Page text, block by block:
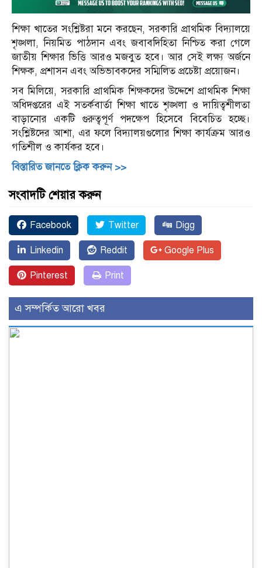
শিক্ষা খাতের সংশ্লিষ্টরা মনে করছেন, সরকারি প্রাথমিক বিদ্যালয়ে
শৃঙ্খলা, নিয়মিত পাঠদান এবং জবাবদিহিতা নিশ্চিত করা গেলে
জাতীয় শিক্ষার ভিত্তি আরও মজবুত হবে। আর সেই লক্ষ্য অর্জনে
শিক্ষক, প্রশাসন এবং অভিভাবকদের সম্মিলিত প্রচেষ্টা প্রয়োজন।
সব মিলিয়ে, সরকারি প্রাথমিক শিক্ষকদের উদ্দেশে প্রাথমিক শিক্ষা
অধিদপ্তরের এই সতর্কবার্তা শিক্ষা খাতে শৃঙ্খলা ও দায়িত্বশীলতা
বাড়ানোর একটি গুরুত্বপূর্ণ পদক্ষেপ হিসেবে বিবেচিত হচ্ছে।
সংশ্লিষ্টদের আশা, এর ফলে বিদ্যালয়গুলোর শিক্ষা কার্যক্রম আরও
গতিশীল ও কার্যকর হবে।
বিস্তারিত জানতে ক্লিক করুন >>
সংবাদটি শেয়ার করুন
Facebook Twitter Digg
Linkedin Reddit Google Plus
Pinterest Print
এ সম্পর্কিত আরো খবর